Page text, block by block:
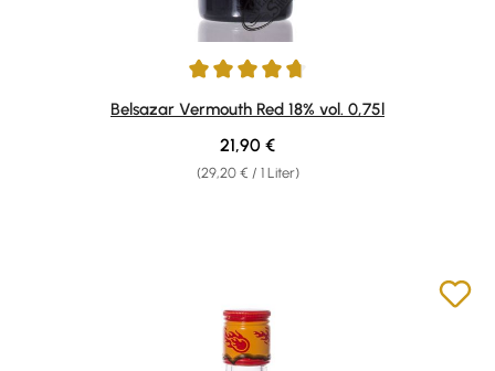
Durchschnittliche Bewertung von 4.8 von 5 Sternen
Belsazar Vermouth Red 18% vol. 0,75l
(29,20 € / 1 Liter)
Regulärer Preis:
21,90 €